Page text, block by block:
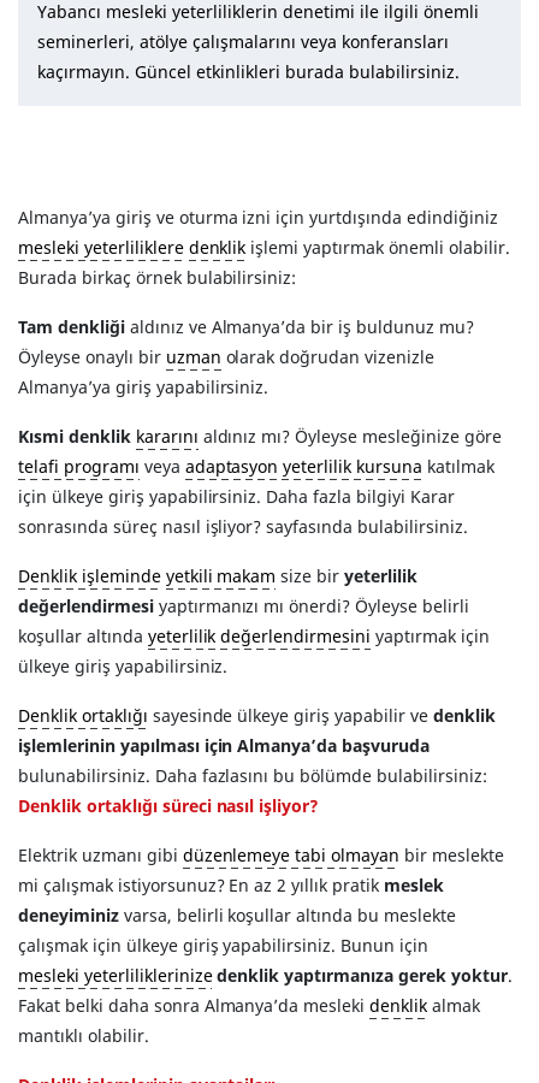
Yabancı mesleki yeterliliklerin denetimi ile ilgili önemli
seminerleri, atölye çalışmalarını veya konferansları
kaçırmayın. Güncel etkinlikleri burada bulabilirsiniz.
Almanya’ya giriş ve oturma izni için yurtdışında edindiğiniz
mesleki yeterliliklere denklik işlemi yaptırmak önemli olabilir.
Burada birkaç örnek bulabilirsiniz:
Tam denkliğialdınız ve Almanya’da bir iş buldunuz mu?
Öyleyse onaylı bir uzman olarak doğrudan vizenizle
Almanya’ya giriş yapabilirsiniz.
Kısmi denklik kararını aldınız mı? Öyleyse mesleğinize göre
telafi programı veya adaptasyon yeterlilik kursuna katılmak
için ülkeye giriş yapabilirsiniz. Daha fazla bilgiyi Karar
sonrasında süreç nasıl işliyor? sayfasında bulabilirsiniz.
Denklik işleminde yetkili makam size biryeterlilik
değerlendirmesiyaptırmanızı mı önerdi? Öyleyse belirli
koşullar altında yeterlilik değerlendirmesini yaptırmak için
ülkeye giriş yapabilirsiniz.
Denklik ortaklığı sayesinde ülkeye giriş yapabilir ve denklik
işlemlerinin yapılması için Almanya’da başvuruda
bulunabilirsiniz. Daha fazlasını bu bölümde bulabilirsiniz:
Denklik ortaklığı süreci nasıl işliyor?
Elektrik uzmanı gibi düzenlemeye tabi olmayan bir meslekte
mi çalışmak istiyorsunuz? En az 2 yıllık pratik meslek
deneyiminizvarsa, belirli koşullar altında bu meslekte
çalışmak için ülkeye giriş yapabilirsiniz. Bunun için
mesleki yeterliliklerinize denklik yaptırmanıza gerek yoktur.
Fakat belki daha sonra Almanya’da meslekidenklik almak
mantıklı olabilir.